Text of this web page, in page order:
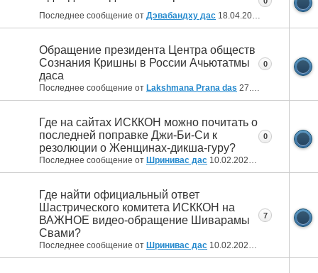
Последнее сообщение от Дэвабандху дас 18.04.2022
Обращение президента Центра обществ
Сознания Кришны в России Ачьютатмы
даса
Последнее сообщение от Lakshmana Prana das 27.02.2022
0
Где на сайтах ИСККОН можно почитать о
последней поправке Джи-Би-Си к
резолюции о Женщинах-дикша-гуру?
Последнее сообщение от Шринивас дас 10.02.2022 14:44
0
Где найти официальный ответ
Шастрического комитета ИСККОН на
ВАЖНОЕ видео-обращение Шиварамы
Свами?
Последнее сообщение от Шринивас дас 10.02.2022 14:25
7